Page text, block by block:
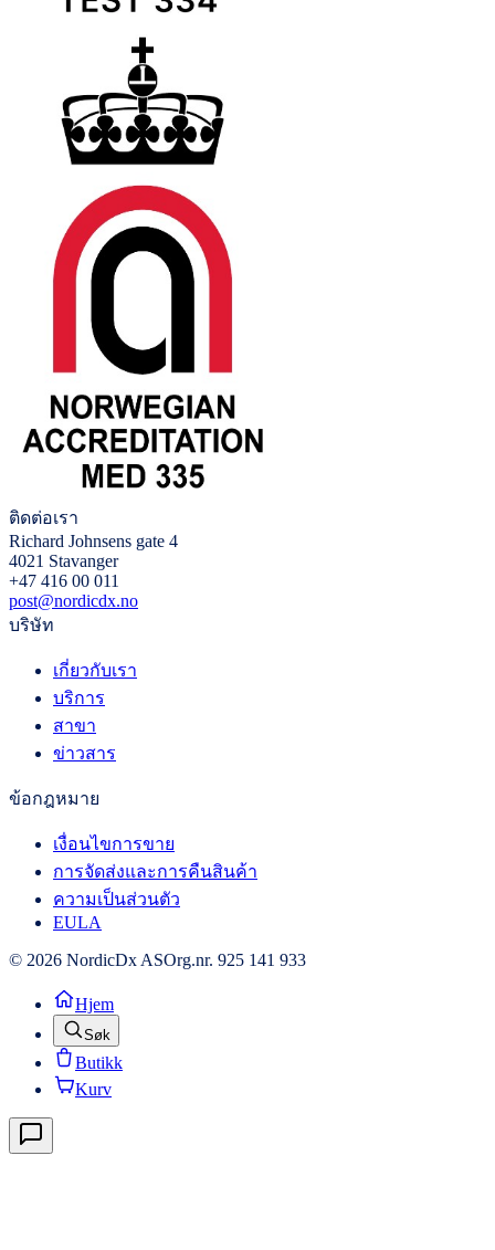
ติดต่อเรา
Richard Johnsens gate 4
4021 Stavanger
+47 416 00 011
post@nordicdx.no
บริษัท
เกี่ยวกับเรา
บริการ
สาขา
ข่าวสาร
ข้อกฎหมาย
เงื่อนไขการขาย
การจัดส่งและการคืนสินค้า
ความเป็นส่วนตัว
EULA
© 2026 NordicDx ASOrg.nr. 925 141 933
Hjem
Søk
Butikk
Kurv